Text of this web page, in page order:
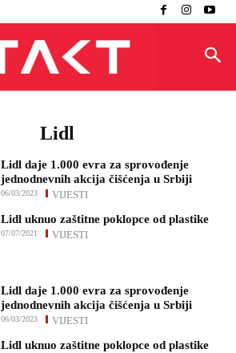
Lidl
Lidl daje 1.000 evra za sprovođenje
jednodnevnih akcija čišćenja u Srbiji
VIJESTI
06/03/2023
Lidl uknuo zaštitne poklopce od plastike
VIJESTI
07/07/2021
Lidl daje 1.000 evra za sprovođenje
jednodnevnih akcija čišćenja u Srbiji
VIJESTI
06/03/2023
Lidl uknuo zaštitne poklopce od plastike